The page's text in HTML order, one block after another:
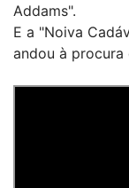
Addams".
E a "Noiva
andou à procura